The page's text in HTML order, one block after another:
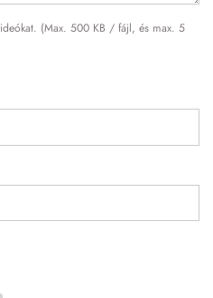
(Max. 500 KB / fájl, és max. 5